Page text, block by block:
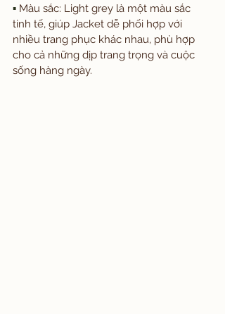
▪️ Màu sắc: Light grey là một màu sắc
tinh tế, giúp Jacket dễ phối hợp với
nhiều trang phục khác nhau, phù hợp
cho cả những dịp trang trọng và cuộc
sống hàng ngày.